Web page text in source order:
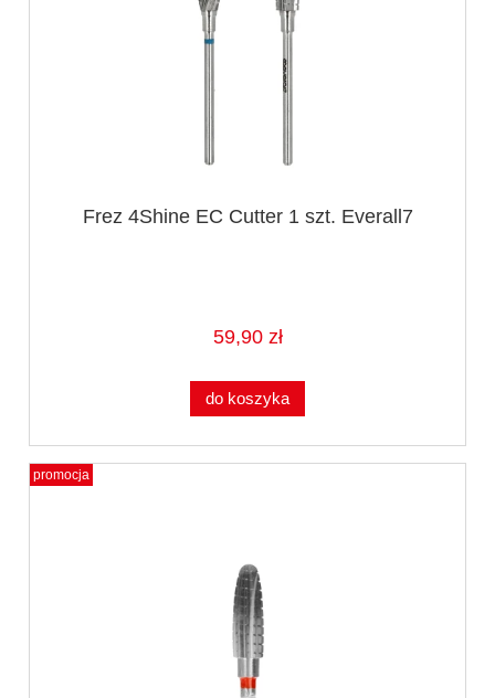
Frez 4Shine EC Cutter 1 szt. Everall7
59,90 zł
do koszyka
promocja